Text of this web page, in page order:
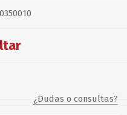
¿Dudas o consultas?